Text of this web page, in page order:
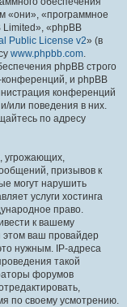
«они», «программное
Limited», «phpBB
Public License v2» (в
www.phpbb.com.
phpBB строго
и phpBB
конференций
или поведения в них.
по адресу
угрожающих,
призывов к
могут нарушить
услуги хостинга
право.
к вашему
ваш провайдер
нужным. IP-адреса
такой
форумов
по своему усмотрению.